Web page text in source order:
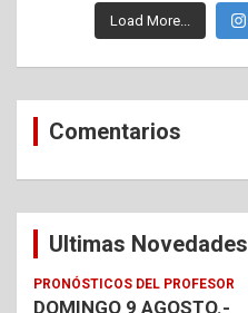
Load More...
Comentarios
Ultimas Novedades
PRONÓSTICOS DEL PROFESOR
DOMINGO 9 AGOSTO.-